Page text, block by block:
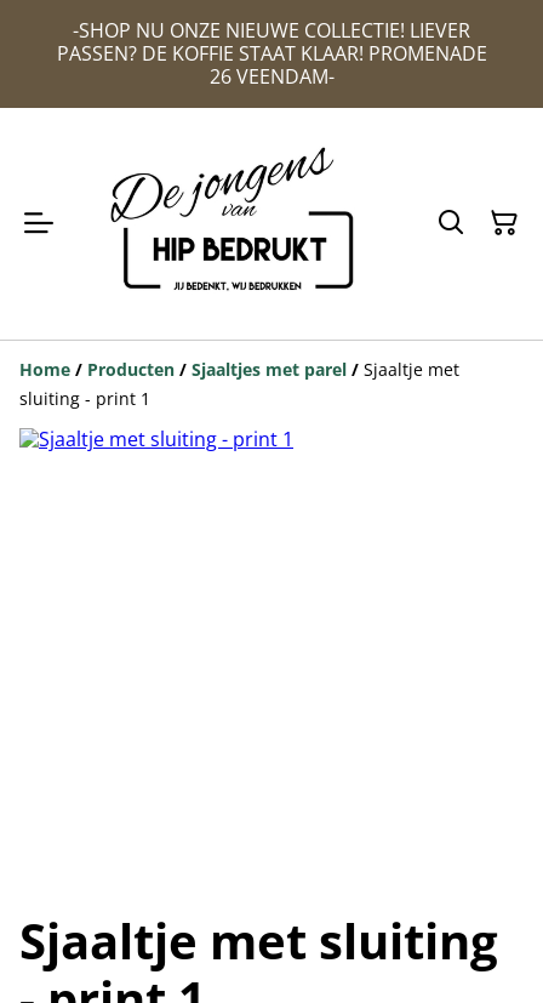
-SHOP NU ONZE NIEUWE COLLECTIE! LIEVER
PASSEN? DE KOFFIE STAAT KLAAR! PROMENADE
26 VEENDAM-
Home / Producten / Sjaaltjes met parel / Sjaaltje met
sluiting - print 1
Sjaaltje met sluiting